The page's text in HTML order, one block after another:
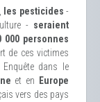
les pesticides -
- seraient
personnes
de ces victimes
. Enquête dans le
et en
Europe
vers des pays